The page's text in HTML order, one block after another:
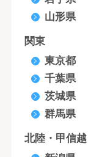
山形県
関東
東京都
千葉県
茨城県
群馬県
北陸・甲信越